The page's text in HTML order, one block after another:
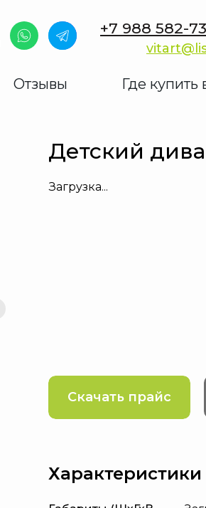
Где купить
Отзывы
+7 988 582-
Загрузка...
Детский
Скачать прайс
Характеристики